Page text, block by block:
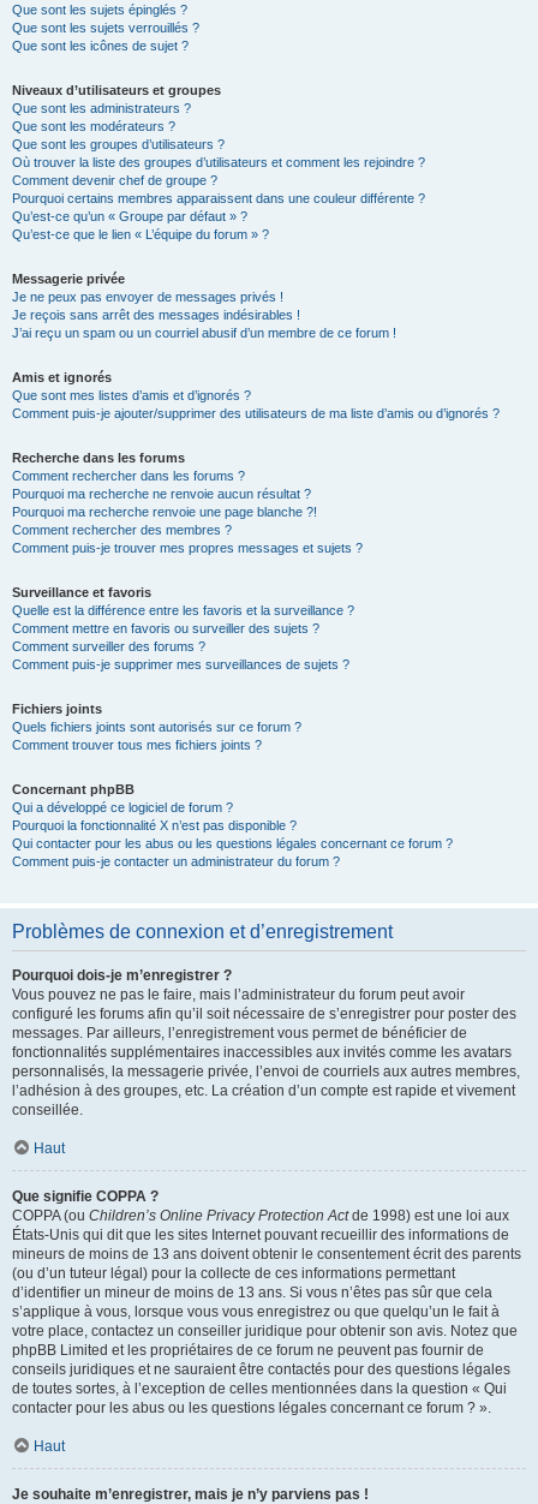
Que sont les sujets épinglés ?
Que sont les sujets verrouillés ?
Que sont les icônes de sujet ?
Niveaux d’utilisateurs et groupes
Que sont les administrateurs ?
Que sont les modérateurs ?
Que sont les groupes d’utilisateurs ?
Où trouver la liste des groupes d’utilisateurs et comment les rejoindre ?
Comment devenir chef de groupe ?
Pourquoi certains membres apparaissent dans une couleur différente ?
Qu’est-ce qu’un « Groupe par défaut » ?
Qu’est-ce que le lien « L’équipe du forum » ?
Messagerie privée
Je ne peux pas envoyer de messages privés !
Je reçois sans arrêt des messages indésirables !
J’ai reçu un spam ou un courriel abusif d’un membre de ce forum !
Amis et ignorés
Que sont mes listes d’amis et d’ignorés ?
Comment puis-je ajouter/supprimer des utilisateurs de ma liste d’amis ou d’ignorés ?
Recherche dans les forums
Comment rechercher dans les forums ?
Pourquoi ma recherche ne renvoie aucun résultat ?
Pourquoi ma recherche renvoie une page blanche ?!
Comment rechercher des membres ?
Comment puis-je trouver mes propres messages et sujets ?
Surveillance et favoris
Quelle est la différence entre les favoris et la surveillance ?
Comment mettre en favoris ou surveiller des sujets ?
Comment surveiller des forums ?
Comment puis-je supprimer mes surveillances de sujets ?
Fichiers joints
Quels fichiers joints sont autorisés sur ce forum ?
Comment trouver tous mes fichiers joints ?
Concernant phpBB
Qui a développé ce logiciel de forum ?
Pourquoi la fonctionnalité X n’est pas disponible ?
Qui contacter pour les abus ou les questions légales concernant ce forum ?
Comment puis-je contacter un administrateur du forum ?
Problèmes de connexion et d’enregistrement
Pourquoi dois-je m’enregistrer ?
Vous pouvez ne pas le faire, mais l’administrateur du forum peut avoir
configuré les forums afin qu’il soit nécessaire de s’enregistrer pour poster des
messages. Par ailleurs, l’enregistrement vous permet de bénéficier de
fonctionnalités supplémentaires inaccessibles aux invités comme les avatars
personnalisés, la messagerie privée, l’envoi de courriels aux autres membres,
l’adhésion à des groupes, etc. La création d’un compte est rapide et vivement
conseillée.
Haut
Que signifie COPPA ?
COPPA (ou Children’s Online Privacy Protection Actde 1998) est une loi aux
États-Unis qui dit que les sites Internet pouvant recueillir des informations de
mineurs de moins de 13 ans doivent obtenir le consentement écrit des parents
(ou d’un tuteur légal) pour la collecte de ces informations permettant
d’identifier un mineur de moins de 13 ans. Si vous n’êtes pas sûr que cela
s’applique à vous, lorsque vous vous enregistrez ou que quelqu’un le fait à
votre place, contactez un conseiller juridique pour obtenir son avis. Notez que
phpBB Limited et les propriétaires de ce forum ne peuvent pas fournir de
conseils juridiques et ne sauraient être contactés pour des questions légales
de toutes sortes, à l’exception de celles mentionnées dans la question « Qui
contacter pour les abus ou les questions légales concernant ce forum ? ».
Haut
Je souhaite m’enregistrer, mais je n’y parviens pas !